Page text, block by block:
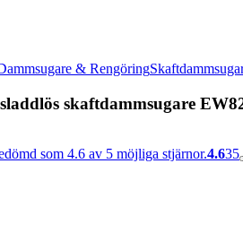
& Rengöring
skaftdammsugare
som 4.6 av 5 möjliga stjärnor.4.635